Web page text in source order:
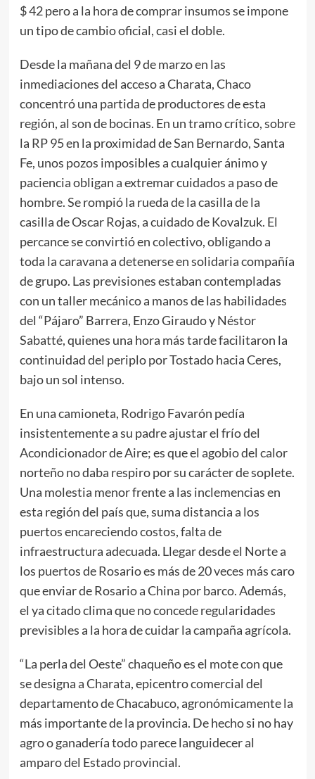
$ 42 pero a la hora de comprar insumos se impone
un tipo de cambio oficial, casi el doble.
Desde la mañana del 9 de marzo en las
inmediaciones del acceso a Charata, Chaco
concentró una partida de productores de esta
región, al son de bocinas. En un tramo crítico, sobre
la RP 95 en la proximidad de San Bernardo, Santa
Fe, unos pozos imposibles a cualquier ánimo y
paciencia obligan a extremar cuidados a paso de
hombre. Se rompió la rueda de la casilla de la
casilla de Oscar Rojas, a cuidado de Kovalzuk. El
percance se convirtió en colectivo, obligando a
toda la caravana a detenerse en solidaria compañía
de grupo. Las previsiones estaban contempladas
con un taller mecánico a manos de las habilidades
del “Pájaro” Barrera, Enzo Giraudo y Néstor
Sabatté, quienes una hora más tarde facilitaron la
continuidad del periplo por Tostado hacia Ceres,
bajo un sol intenso.
En una camioneta, Rodrigo Favarón pedía
insistentemente a su padre ajustar el frío del
Acondicionador de Aire; es que el agobio del calor
norteño no daba respiro por su carácter de soplete.
Una molestia menor frente a las inclemencias en
esta región del país que, suma distancia a los
puertos encareciendo costos, falta de
infraestructura adecuada. Llegar desde el Norte a
los puertos de Rosario es más de 20 veces más caro
que enviar de Rosario a China por barco. Además,
el ya citado clima que no concede regularidades
previsibles a la hora de cuidar la campaña agrícola.
“La perla del Oeste” chaqueño es el mote con que
se designa a Charata, epicentro comercial del
departamento de Chacabuco, agronómicamente la
más importante de la provincia. De hecho si no hay
agro o ganadería todo parece languidecer al
amparo del Estado provincial.